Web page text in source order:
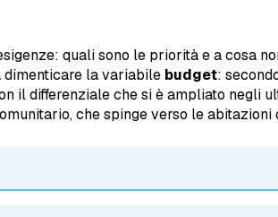
quali sono le priorità e a cosa
dimenticare la variabile budget:
il differenziale che si è ampliato negli
che spinge verso le